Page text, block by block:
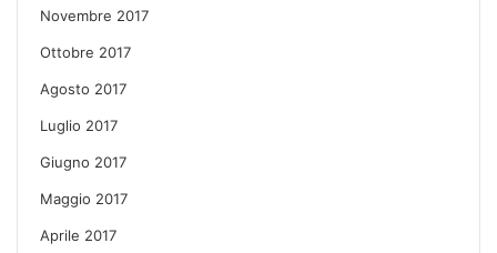
Novembre 2017
Ottobre 2017
Agosto 2017
Luglio 2017
Giugno 2017
Maggio 2017
Aprile 2017